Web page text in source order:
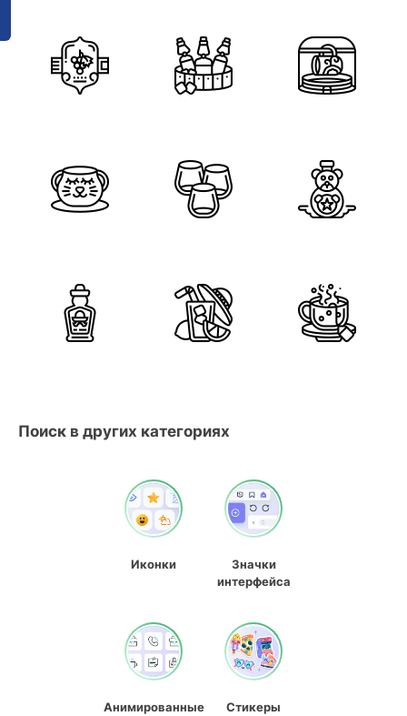
Поиск в других категориях
Иконки
Значки
интерфейса
Анимированные
Стикеры